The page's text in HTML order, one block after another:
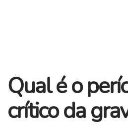
Qual é o
crítico da